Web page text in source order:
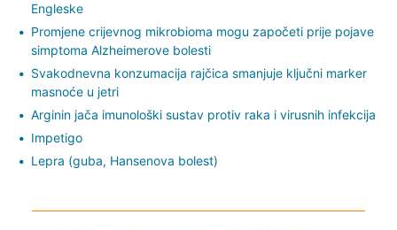
Engleske
Promjene crijevnog mikrobioma mogu započeti prije pojave
simptoma Alzheimerove bolesti
Svakodnevna konzumacija rajčica smanjuje ključni marker
masnoće u jetri
Arginin jača imunološki sustav protiv raka i virusnih infekcija
Impetigo
Lepra (guba, Hansenova bolest)